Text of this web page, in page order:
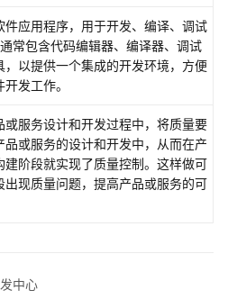
件应用程序，用于开发、编译、调试
常包含代码编辑器、编译器、调试
，以提供一个集成的开发环境，方便
发工作。
或服务设计和开发过程中，将质量要
品或服务的设计和开发中，从而在产
建阶段就实现了质量控制。这样做可
出现质量问题，提高产品或服务的可
中心